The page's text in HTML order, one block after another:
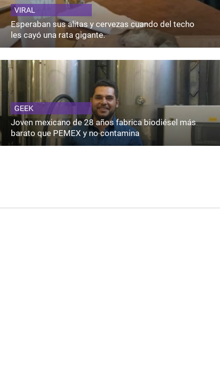
VIRAL
Esperaban sus alitas y cervezas cuando del techo
les cayó una rata gigante.
GEEK
Joven mexicano de 28 años fabrica biodiésel más
barato que PEMEX y no contamina